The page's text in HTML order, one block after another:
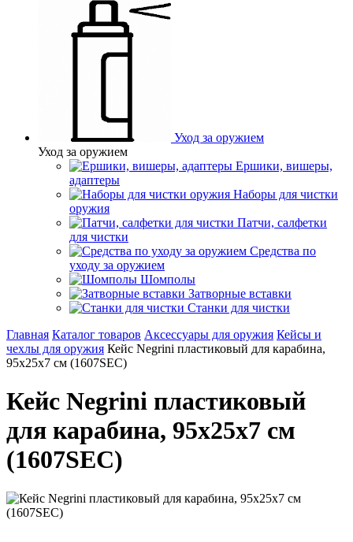
Уход за оружием
Уход за оружием
Ершики, вишеры,
адаптеры
Наборы для чистки
оружия
Патчи, салфетки
для чистки
Средства по
уходу за оружием
Шомполы
Затворные вставки
Станки для чистки
Главная Каталог товаров Аксессуары для оружия Кейсы и
чехлы для оружия Кейс Negrini пластиковый для карабина,
95х25х7 см (1607SEC)
Кейс Negrini пластиковый
для карабина, 95х25х7 см
(1607SEC)